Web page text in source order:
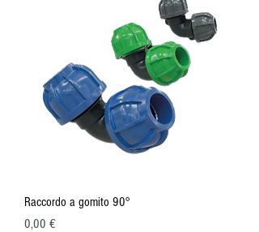
Raccordo a gomito 90°
Prezzo
0,00 €